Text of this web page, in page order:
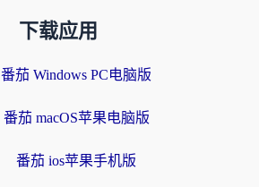
下载应用
番茄 Windows PC电脑版
番茄 macOS苹果电脑版
番茄 ios苹果手机版